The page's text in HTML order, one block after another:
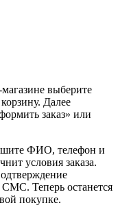
выберите
Далее
заказ» или
ФИО, телефон и
условия заказа.
СМС. Теперь останется
покупке.